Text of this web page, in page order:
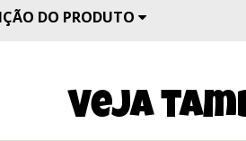
DO PRODUTO
Veja